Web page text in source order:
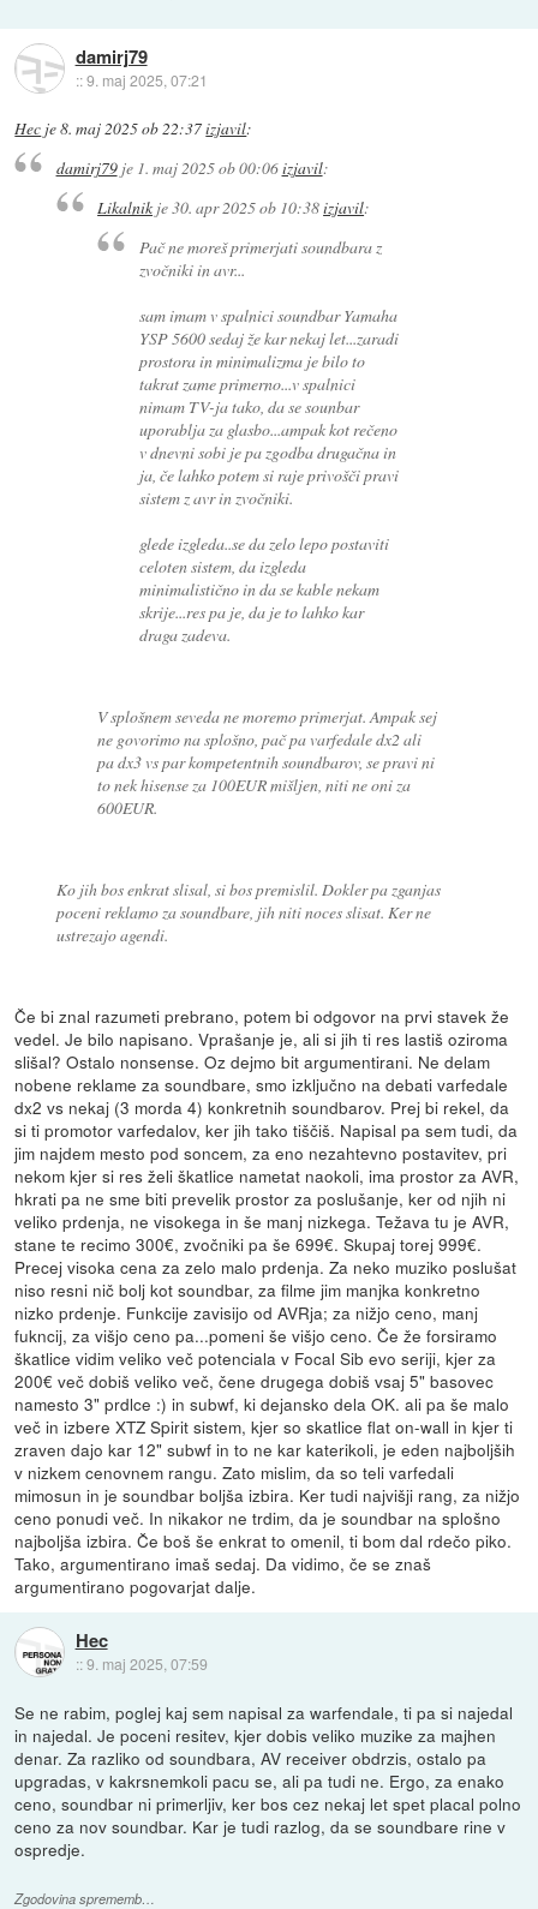
damirj79
::9. maj 2025, 07:21
Hec je8. maj 2025 ob 22:37izjavil:
damirj79je 1. maj 2025 ob 00:06izjavil:
Likalnik je30. apr 2025 ob 10:38izjavil:
Pač ne moreš primerjati soundbara z
zvočniki in avr...
sam imam v spalnici soundbar Yamaha
YSP 5600 sedaj že kar nekaj let...zaradi
prostora in minimalizma je bilo to
takrat zame primerno...v spalnici
nimam TV-ja tako, da se sounbar
uporablja za glasbo...ampak kot rečeno
v dnevni sobi je pa zgodba drugačna in
ja, če lahko potem si raje privošči pravi
sistem z avr in zvočniki.
glede izgleda..se da zelo lepo postaviti
celoten sistem, da izgleda
minimalistično in da se kable nekam
skrije...res pa je, da je to lahko kar
draga zadeva.
V splošnem seveda ne moremo primerjat. Ampak sej
ne govorimo na splošno, pač pa varfedale dx2 ali
pa dx3 vs par kompetentnih soundbarov, se pravi ni
to nek hisense za 100EUR mišljen, niti ne oni za
600EUR.
Ko jih bos enkrat slisal, si bos premislil. Dokler pa zganjas
poceni reklamo za soundbare, jih niti noces slisat. Ker ne
ustrezajo agendi.
Če bi znal razumeti prebrano, potem bi odgovor na prvi stavek že
vedel. Je bilo napisano. Vprašanje je, ali si jih ti res lastiš oziroma
slišal? Ostalo nonsense. Oz dejmo bit argumentirani. Ne delam
nobene reklame za soundbare, smo izključno na debati varfedale
dx2 vs nekaj (3 morda 4) konkretnih soundbarov. Prej bi rekel, da
si ti promotor varfedalov, ker jih tako tiščiš. Napisal pa sem tudi, da
jim najdem mesto pod soncem, za eno nezahtevno postavitev, pri
nekom kjer si res želi škatlice nametat naokoli, ima prostor za AVR,
hkrati pa ne sme biti prevelik prostor za poslušanje, ker od njih ni
veliko prdenja, ne visokega in še manj nizkega. Težava tu je AVR,
stane te recimo 300€, zvočniki pa še 699€. Skupaj torej 999€.
Precej visoka cena za zelo malo prdenja. Za neko muziko poslušat
niso resni nič bolj kot soundbar, za filme jim manjka konkretno
nizko prdenje. Funkcije zavisijo od AVRja; za nižjo ceno, manj
fukncij, za višjo ceno pa...pomeni še višjo ceno. Če že forsiramo
škatlice vidim veliko več potenciala v Focal Sib evo seriji, kjer za
200€ več dobiš veliko več, čene drugega dobiš vsaj 5" basovec
namesto 3" prdlce :) in subwf, ki dejansko dela OK. ali pa še malo
več in izbere XTZ Spirit sistem, kjer so skatlice flat on-wall in kjer ti
zraven dajo kar 12" subwf in to ne kar katerikoli, je eden najboljših
v nizkem cenovnem rangu. Zato mislim, da so teli varfedali
mimosun in je soundbar boljša izbira. Ker tudi najvišji rang, za nižjo
ceno ponudi več. In nikakor ne trdim, da je soundbar na splošno
najboljša izbira. Če boš še enkrat to omenil, ti bom dal rdečo piko.
Tako, argumentirano imaš sedaj. Da vidimo, če se znaš
argumentirano pogovarjat dalje.
Hec
::9. maj 2025, 07:59
Se ne rabim, poglej kaj sem napisal za warfendale, ti pa si najedal
in najedal. Je poceni resitev, kjer dobis veliko muzike za majhen
denar. Za razliko od soundbara, AV receiver obdrzis, ostalo pa
upgradas, v kakrsnemkoli pacu se, ali pa tudi ne. Ergo, za enako
ceno, soundbar ni primerljiv, ker bos cez nekaj let spet placal polno
ceno za nov soundbar. Kar je tudi razlog, da se soundbare rine v
ospredje.
Zgodovina sprememb…